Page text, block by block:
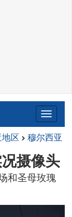
区 穆尔西亚
摄像头
和圣母玫瑰